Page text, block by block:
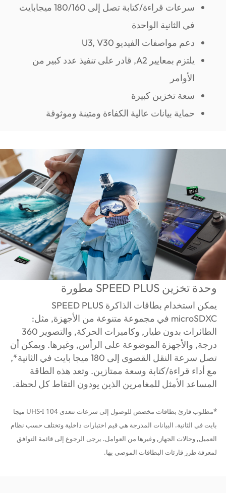
سرعات قراءة/كتابة تصل إلى 180/160 ميجابايت
في الثانية الواحدة
دعم مواصفات الفيديو U3, V30
يلتزم بمعايير A2, قادر على تنفيذ عدد كبير من
الأوامر
سعة تخزين كبيرة
حماية بيانات عالية الكفاءة ومتينة وموثوقة
وحدة تخزين SPEED PLUS مطورة
يمكن استخدام بطاقات الذاكرة SPEED PLUS
microSDXC في مجموعة متنوعة من الأجهزة, مثل:
الطائرات بدون طيار, وكاميرات الحركة, والتصوير 360
درجة, والأجهزة الموضوعة على الرأس, وغيرها. ويمكن أن
تصل سرعة النقل القصوى إلى 180 ميجا بايت في الثانية*,
مع أداء قراءة/كتابة وسعة ممتازين. وتعد هذه الطاقة
المساعد الأمثل للمغامرين الذين يودون التقاط كل لحظة.
*مطلوب قارئ بطاقات مخصص للوصول إلى سرعات تتعدى UHS-I 104 ميجا
بايت في الثانية. البيانات المدرجة هي قيم اختبارات داخلية وتختلف حسب نظام
العميل, وحالات الجهاز, وغيرها من العوامل. يرجى الرجوع إلى قائمة التوافق
لمعرفة طرز قارئات البطاقات الموصى بها.